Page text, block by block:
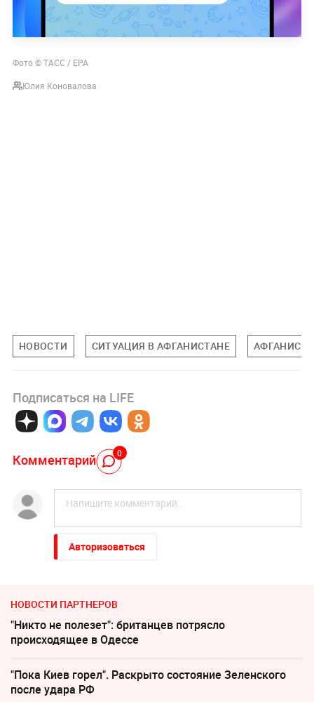
Фото © ТАСС / ЕРА
Юлия Коновалова
НОВОСТИ СИТУАЦИЯ В АФГАНИСТАНЕ
Подписаться на LIFE
Комментарий 0
Авторизоваться
НОВОСТИ ПАРТНЕРОВ
"Никто не полезет": британцев потрясло
происходящее в Одессе
"Пока Киев горел". Раскрыто состояние Зеленского
после удара РФ